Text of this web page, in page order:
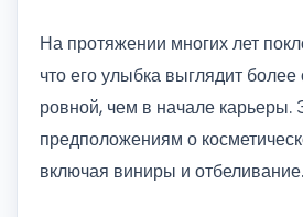
На протяжении многих лет
что его улыбка выглядит
ровной, чем в начале карьеры.
предположениям о
включая виниры и отбеливание.